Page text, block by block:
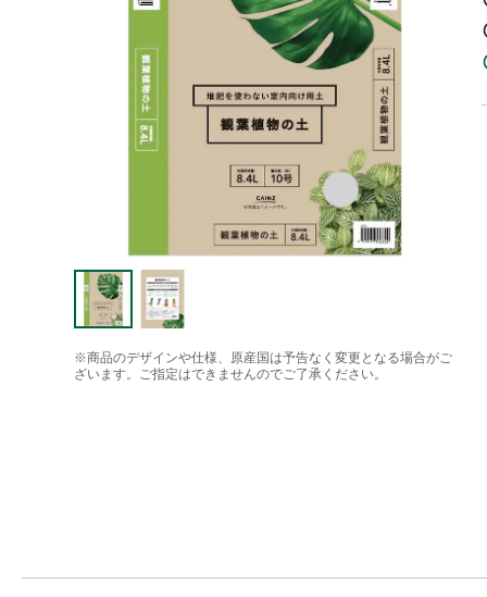
※商品のデザインや仕様、原産国は予告なく変更となる場合がご
ざいます。ご指定はできませんのでご了承ください。